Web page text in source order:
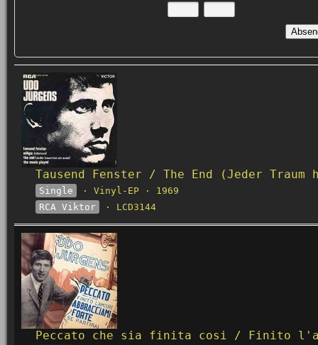
Tausend Fenster / The End (Jeder
Single
· Vinyl-EP · 1969
RCA Viktor
· LCD3144
Peccato che sia finita cosi / Finito